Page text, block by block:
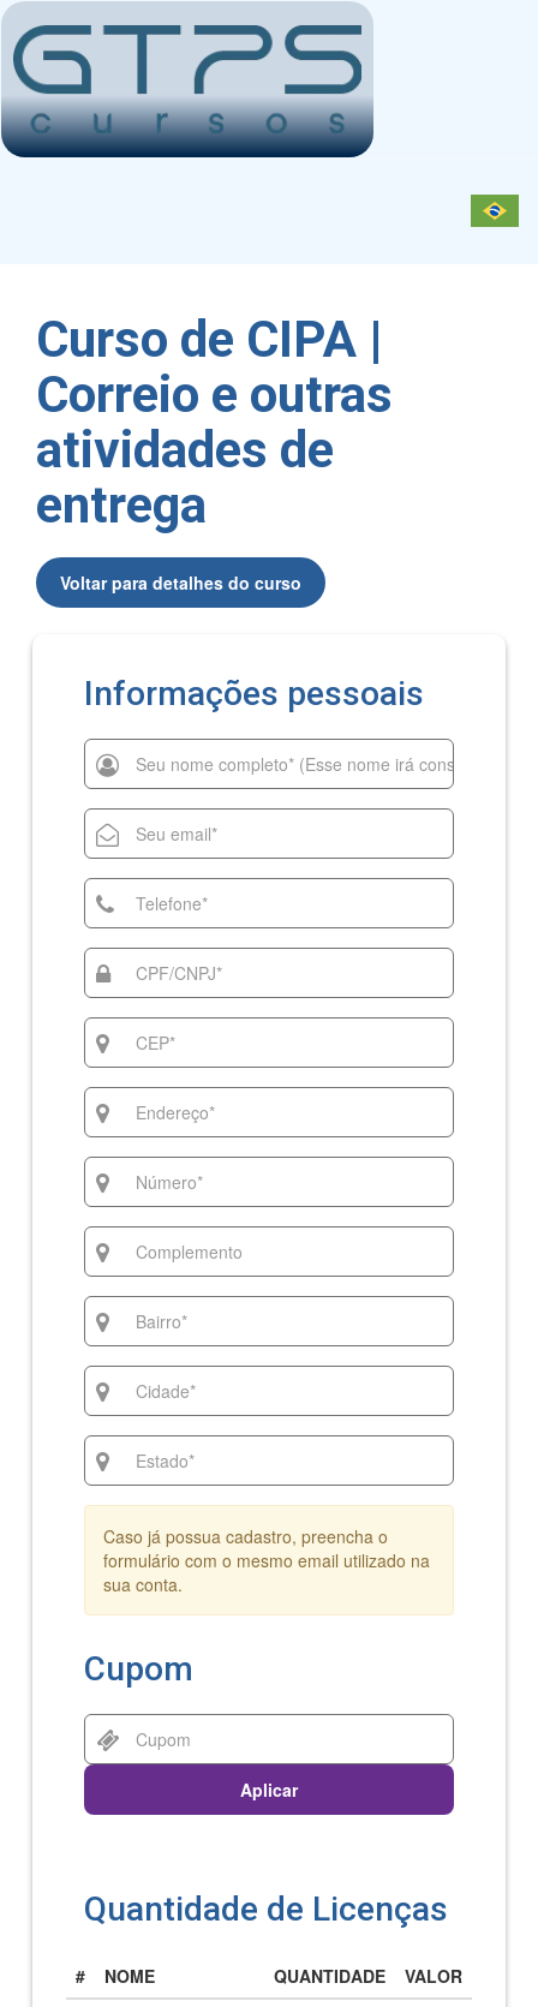
Curso de CIPA |
Correio e outras
atividades de
entrega
Voltar para detalhes do curso
Informações pessoais
Caso já possua cadastro, preencha o
formulário com o mesmo email utilizado na
sua conta.
Cupom
Aplicar
Quantidade de Licenças
# NOME QUANTIDADE
VALOR